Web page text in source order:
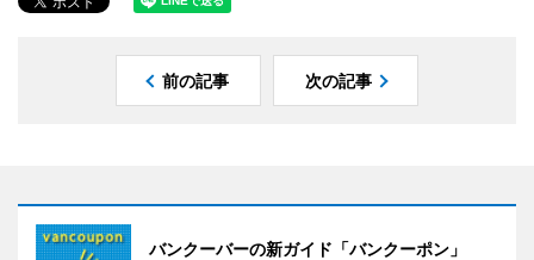
前の記事 次の記事
バンクーバーの新ガイド「バンクーポン」